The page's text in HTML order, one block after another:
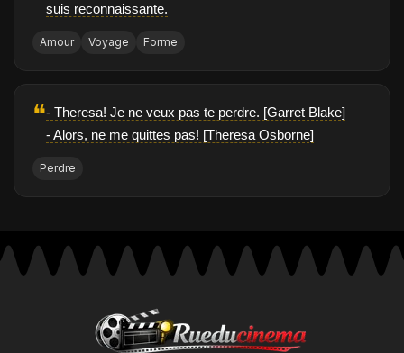
suis reconnaissante.
Amour Voyage Forme
❝- Theresa! Je ne veux pas te perdre. [Garret Blake]
- Alors, ne me quittes pas! [Theresa Osborne]
Perdre